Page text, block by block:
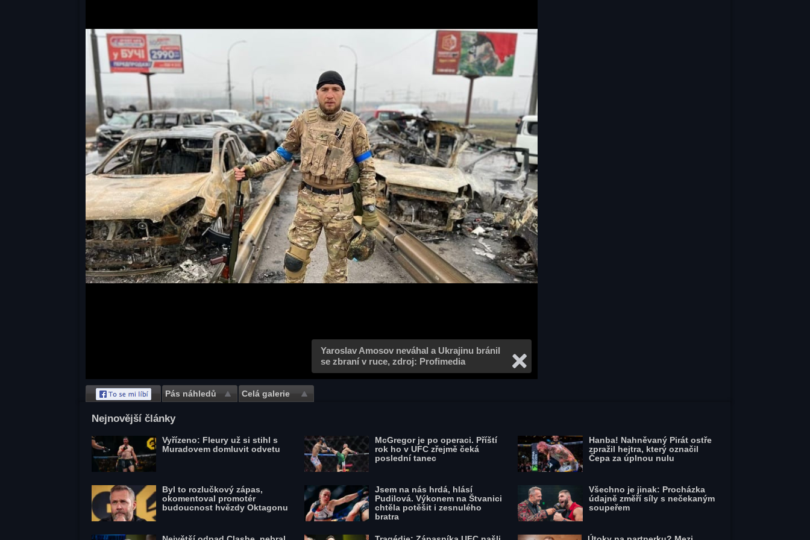
Yaroslav Amosov neváhal a Ukrajinu bránil
se zbraní v ruce, zdroj: Profimedia
Pás náhledů Celá galerie
Nejnovější články
Vyřízeno: Fleury už si stihl s
Muradovem domluvit odvetu
Byl to rozlučkový zápas,
okomentoval promotér
budoucnost hvězdy Oktagonu
McGregor je po operaci. Příští
rok ho v UFC zřejmě čeká
poslední tanec
Jsem na nás hrdá, hlásí
Pudilová. Výkonem na Štvanici
chtěla potěšit i zesnulého
bratra
Hanba! Nahněvaný Pirát ostře
zpražil hejtra, který označil
Čepa za úplnou nulu
Všechno je jinak: Procházka
údajně změří síly s nečekaným
soupeřem